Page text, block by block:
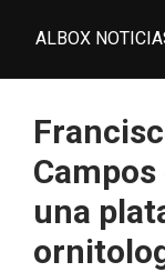
ALBOX
una